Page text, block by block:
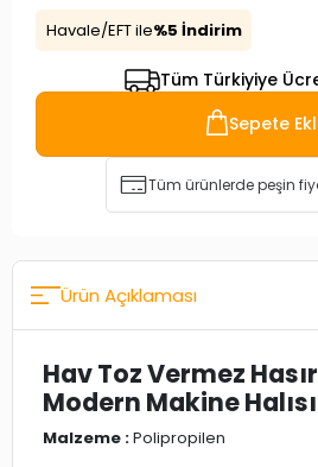
Havale/EFT ile%5 İndirim
Tüm Türkiyiye
Sepete
Tüm ürünlerde peşin
Ürün Açıklaması
Hav Toz Vermez
Modern Makine Halısı
Malzeme :Polipropilen